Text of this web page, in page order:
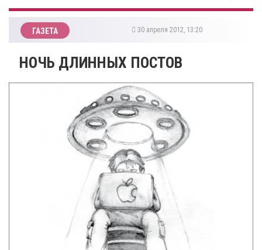
ГАЗЕТА 30 апреля 2012, 13:20
НОЧЬ ДЛИННЫХ ПОСТОВ